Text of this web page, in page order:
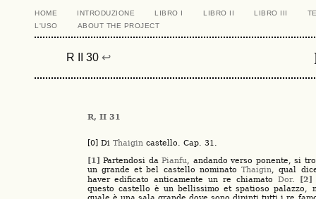
HOME INTRODUZIONE LIBRO I LIBRO II LIBRO III
L'USO
ABOUT THE PROJECT
R II 30 ↩
R, II 31
[0] Di Thaigincastello. Cap. 31.
[1] Partendosi da Pianfu, andando verso ponente, si
un grande et bel castello nominato Thaigin, qual
haver edificato anticamente un re chiamato Dor. [2]
questo castello è un bellissimo et spatioso palazzo,